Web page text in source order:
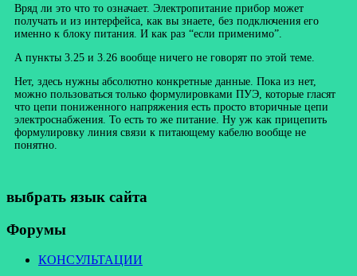
Вряд ли это что то означает. Электропитание прибор может
получать и из интерфейса, как вы знаете, без подключения его
именно к блоку питания. И как раз “если применимо”.
А пункты 3.25 и 3.26 вообще ничего не говорят по этой теме.
Нет, здесь нужны абсолютно конкретные данные. Пока из нет,
можно пользоваться только формулировками ПУЭ, которые гласят
что цепи пониженного напряжения есть просто вторичные цепи
электроснабжения. То есть то же питание. Ну уж как прицепить
формулировку линия связи к питающему кабелю вообще не
понятно.
выбрать язык сайта
Форумы
КОНСУЛЬТАЦИИ